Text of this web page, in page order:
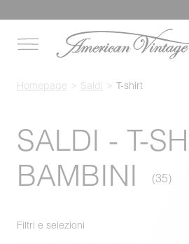
Homepage Saldi T-shirt
SALDI - T-
BAMBINI
Filtri e selezioni